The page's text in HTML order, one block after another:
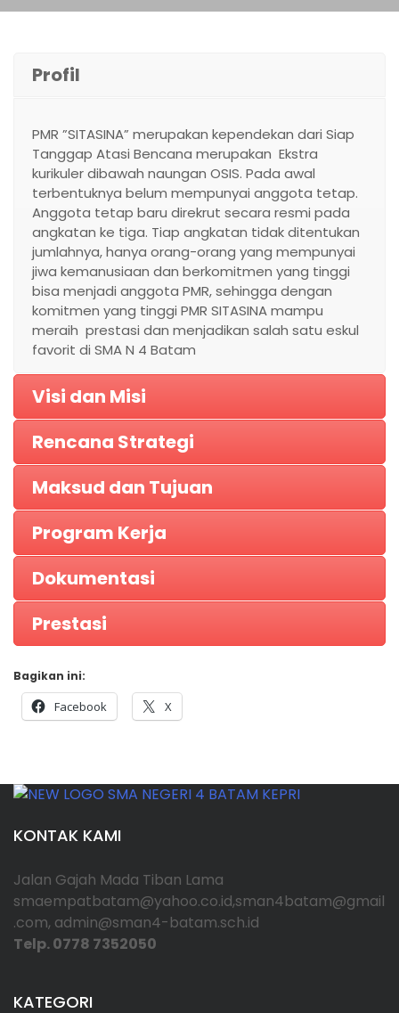
Profil
PMR ”SITASINA” merupakan kependekan dari Siap
Tanggap Atasi Bencana merupakan Ekstra
kurikuler dibawah naungan OSIS. Pada awal
terbentuknya belum mempunyai anggota tetap.
Anggota tetap baru direkrut secara resmi pada
angkatan ke tiga. Tiap angkatan tidak ditentukan
jumlahnya, hanya orang-orang yang mempunyai
jiwa kemanusiaan dan berkomitmen yang tinggi
bisa menjadi anggota PMR, sehingga dengan
komitmen yang tinggi PMR SITASINA mampu
meraih prestasi dan menjadikan salah satu eskul
favorit di SMA N 4 Batam
Visi dan Misi
Rencana Strategi
Maksud dan Tujuan
Program Kerja
Dokumentasi
Prestasi
Bagikan ini:
Facebook X
KONTAK KAMI
Jalan Gajah Mada Tiban Lama
smaempatbatam@yahoo.co.id,sman4batam@gmail
.com, admin@sman4-batam.sch.id
Telp. 0778 7352050
KATEGORI